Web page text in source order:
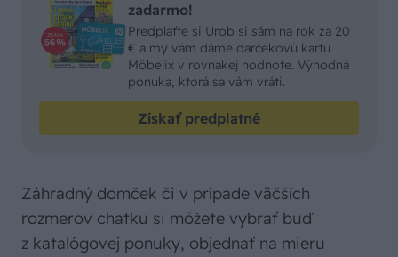
zadarmo!
Predplaťte si Urob si sám na rok za 20
€ a my vám dáme darčekovú kartu
Möbelix v rovnakej hodnote. Výhodná
ponuka, ktorá sa vám vráti.
Získať predplatné
Záhradný domček či v prípade väčších
rozmerov chatku si môžete vybrať buď
z katalógovej ponuky, objednať na mieru